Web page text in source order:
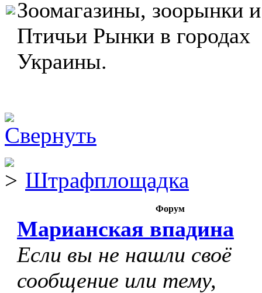
Зоомагазины, зоорынки и
Птичьи Рынки в городах
Украины.
Штрафплощадка
Форум
Марианская впадина
Если вы не нашли своё
сообщение или тему,